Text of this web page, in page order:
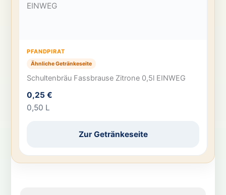
PFANDPIRAT
Ähnliche Getränkeseite
Schultenbräu Fassbrause Zitrone 0,5l EINWEG
0,25 €
0,50 L
Zur Getränkeseite